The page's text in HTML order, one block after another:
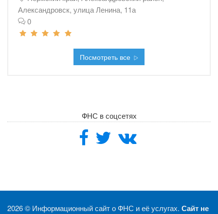
Александровск, улица Ленина, 11а
0
Посмотреть все
ФНС в соцсетях
2026 © Информационный сайт о ФНС и её услугах. Сайт не